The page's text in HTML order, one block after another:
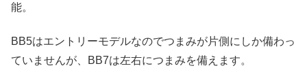
能。
BB5はエントリーモデルなのでつまみが片側にしか備わっ
ていませんが、BB7は左右につまみを備えます。